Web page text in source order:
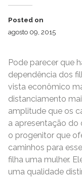
Posted on
agosto 09, 2015
Pode parecer que
dependência dos
vista econômico
distanciamento
amplitude que os
a apresentação do
o progenitor que
caminhos para
filha uma mulher.
uma qualidade